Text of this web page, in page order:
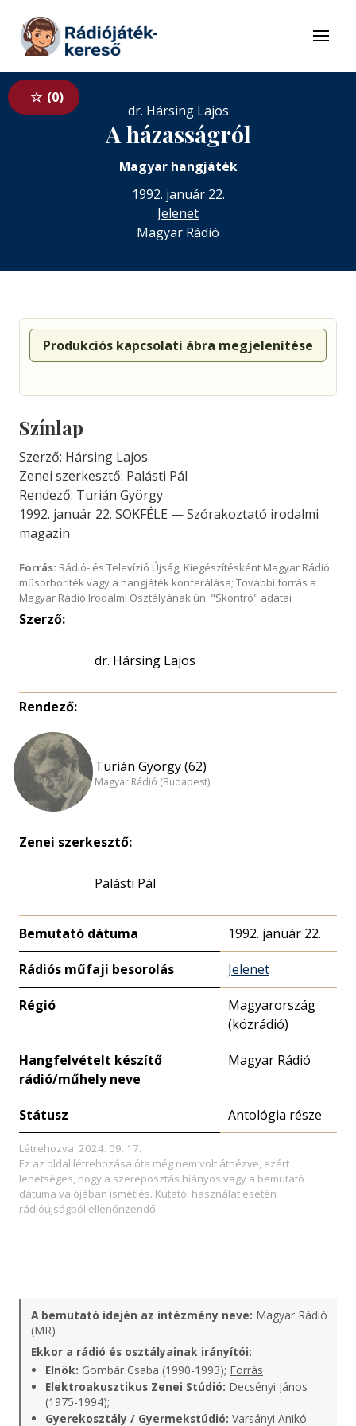
Tovább a tartalomhoz
Menü
0
dr. Hársing Lajos
A házasságról
Magyar hangjáték
1992. január 22.
Jelenet
Magyar Rádió
Produkciós kapcsolati ábra megjelenítése
Színlap
Szerző: Hársing Lajos
Zenei szerkesztő: Palásti Pál
Rendező: Turián György
1992. január 22. SOKFÉLE — Szórakoztató irodalmi
magazin
Forrás: Rádió- és Televízió Újság; Kiegészítésként Magyar Rádió
műsorboríték vagy a hangjáték konferálása; További forrás a
Magyar Rádió Irodalmi Osztályának ún. "Skontró" adatai
Szerző:
dr. Hársing Lajos
Rendező:
Turián György (62)
Magyar Rádió (Budapest)
Zenei szerkesztő:
Palásti Pál
Bemutató dátuma 1992. január 22.
Rádiós műfaji besorolás Jelenet
Régió
Magyarország
(közrádió)
Hangfelvételt készítő
rádió/műhely neve
Magyar Rádió
Státusz Antológia része
Létrehozva: 2024. 09. 17.
Ez az oldal létrehozása óta még nem volt átnézve, ezért
lehetséges, hogy a szereposztás hiányos vagy a bemutató
dátuma valójában ismétlés. Kutatói használat esetén
rádióújságból ellenőrizendő.
A bemutató idején az intézmény neve: Magyar Rádió
(MR)
Ekkor a rádió és osztályainak irányítói:
Elnök: Gombár Csaba (1990-1993); Forrás
Elektroakusztikus Zenei Stúdió: Decsényi János
(1975-1994);
Gyerekosztály / Gyermekstúdió: Varsányi Anikó